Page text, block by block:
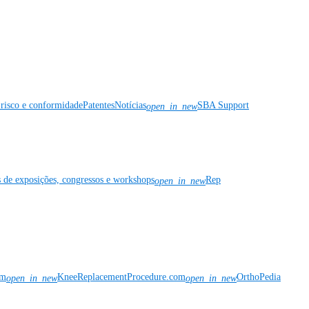
e conformidadePatentesNotíciasopen_in_newSBA Support
exposições, congressos e workshopsopen_in_newRep
open_in_newKneeReplacementProcedure.comopen_in_newOrthoPedia